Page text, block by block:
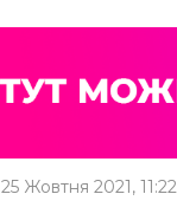
25 Жовтня 2021, 11:22